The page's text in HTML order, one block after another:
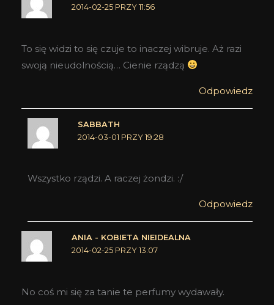
2014-02-25 PRZY 11:56
To się widzi to się czuje to inaczej wibruje. Aż razi
swoją nieudolnością… Cienie rządzą
Odpowiedz
SABBATH
2014-03-01 PRZY 19:28
Wszystko rządzi. A raczej żondzi. :/
Odpowiedz
ANIA - KOBIETA NIEIDEALNA
2014-02-25 PRZY 13:07
No coś mi się za tanie te perfumy wydawały.